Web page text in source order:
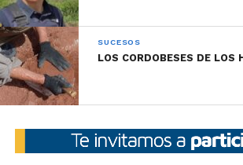
SUCESOS
LOS CORDOBESES DE LOS